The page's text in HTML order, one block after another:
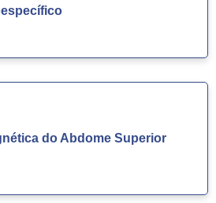
do Abdome Superior